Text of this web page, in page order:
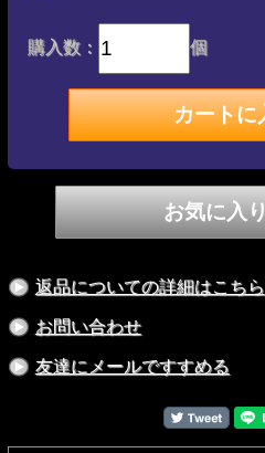
購入数： 個
返品についての詳細はこちら
お問い合わせ
友達にメールですすめる